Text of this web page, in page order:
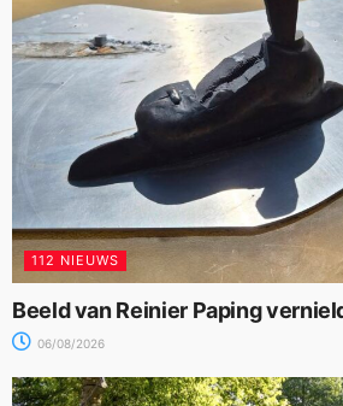
112 NIEUWS
Beeld van Reinier Paping
06/08/2026